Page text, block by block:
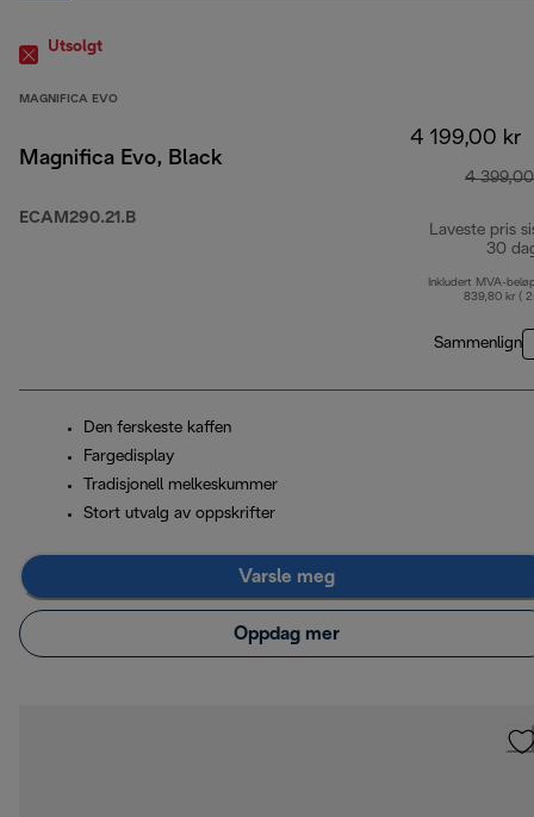
Utsolgt
MAGNIFICA EVO
Magnifica Evo, Black
ECAM290.21.B
4 199,00 kr
4
Laveste pris
30
Inkludert MVA-
839,80 kr (
Sammenlign
Den ferskeste kaffen
Fargedisplay
Tradisjonell melkeskummer
Stort utvalg av oppskrifter
Varsle meg
Oppdag mer